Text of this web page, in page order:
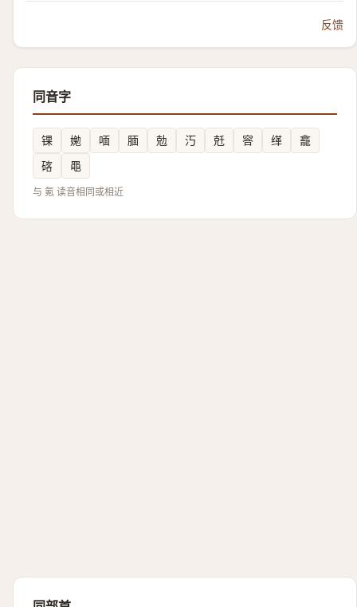
反馈
同音字
锞 㛯 喕 腼 勊 汅 兛 䆟 缂
龕
碦
黽
与 氪 读音相同或相近